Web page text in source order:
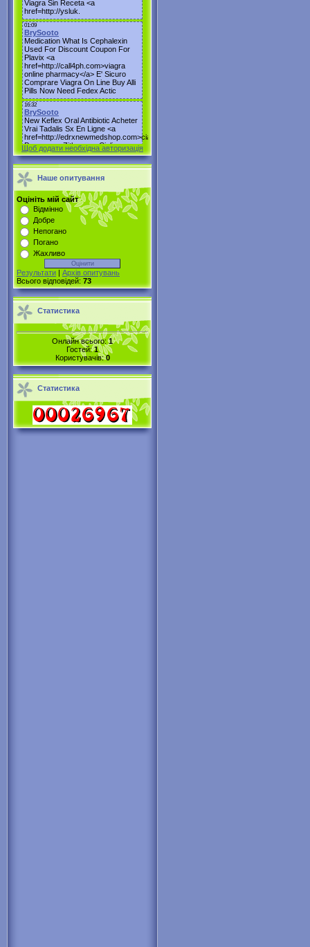
Щоб додати необхідна авторизація
Наше опитування
Оцініть мій сайт
Відмінно
Добре
Непогано
Погано
Жахливо
Результати | Архів опитувань
Всього відповідей: 73
Статистика
Онлайн всього:1
Гостей:1
Користувачів:0
Статистика